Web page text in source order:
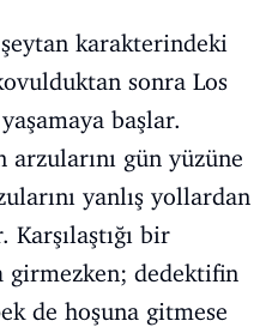
karakterindeki
sonra Los
başlar.
arzularını gün yüzüne
yanlış yollardan
bir
dedektifin
de hoşuna gitmese